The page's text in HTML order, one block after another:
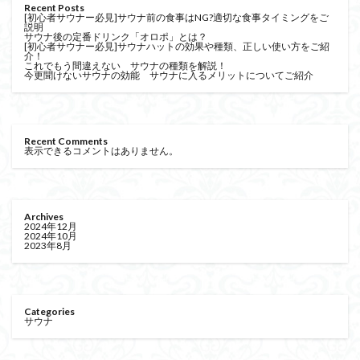
Recent Posts
[初心者サウナー必見]サウナ前の食事はNG?適切な食事タイミングをご
説明
サウナ後の定番ドリンク「オロポ」とは？
[初心者サウナー必見]サウナハットの効果や種類、正しい使い方をご紹
介！
これでもう間違えない サウナの種類を解説！
今更聞けないサウナの効能 サウナに入るメリットについてご紹介
Recent Comments
表示できるコメントはありません。
Archives
2024年12月
2024年10月
2023年8月
Categories
サウナ